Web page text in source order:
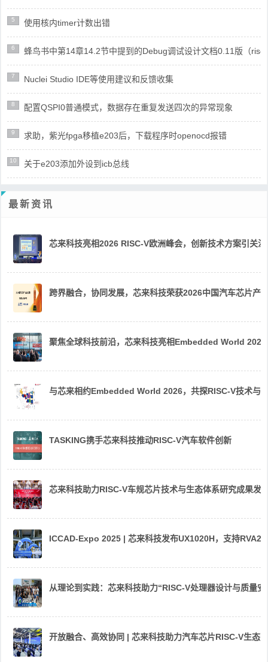
5 使用核内timer计数出错
6 蜂鸟书中第14章14.2节中提到的Debug调试设计文档0.11版（
7 Nuclei Studio IDE等使用建议和反馈收集
8 配置QSPI0普通模式，数据存在重复发送四次的异常现象
9 求助，紫光fpga移植e203后，下载程序时openocd报错
10 关于e203添加外设到icb总线
最新资讯
芯来科技亮相2026 RISC-V欧洲峰会，创新技术方案引关注
跨界融合，协同发展，芯来科技荣获2026中国汽车芯片产
聚焦全球科技前沿，芯来科技亮相Embedded World 2026
与芯来相约Embedded World 2026，共探RISC-V技术与
TASKING携手芯来科技推动RISC-V汽车软件创新
芯来科技助力RISC-V车规芯片技术与生态体系研究成果发
ICCAD-Expo 2025 | 芯来科技发布UX1020H，支持
从理论到实践：芯来科技助力“RISC-V处理器设计与质量
开放融合、高效协同 | 芯来科技助力汽车芯片RISC-V生态